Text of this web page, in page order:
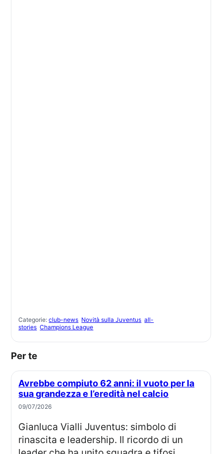
Categorie:club-news Novità sulla Juventus all-
stories Champions League
Per te
Avrebbe compiuto 62 anni: il vuoto per la
sua grandezza e l’eredità nel calcio
09/07/2026
Gianluca Vialli Juventus: simbolo di
rinascita e leadership. Il ricordo di un